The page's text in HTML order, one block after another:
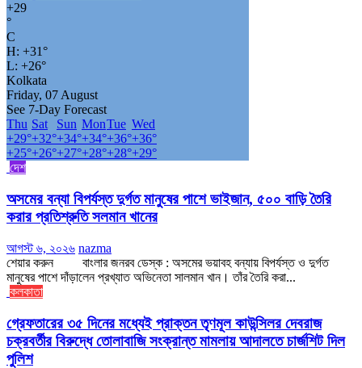
+29
°
C
H: +31°
L: +26°
Kolkata
Friday, 07 August
See 7-Day Forecast
Thu Sat Sun MonTue Wed
+29°+32°+34°+34°+36°+36°
+25°+26°+27°+28°+28°+29°
দেশ
অসমের বন্যা বিপর্যস্ত দুর্গত মানুষের পাশে ভাইজান, ৫০০ বাড়ি তৈরি
করার প্রতিশ্রুতি সলমান খানের
আগস্ট ৬, ২০২৬ nazma
শেয়ার করুন বাংলার জনরব ডেস্ক : অসমের ভয়াবহ বন্যায় বিপর্যস্ত ও দুর্গত
মানুষের পাশে দাঁড়ালেন প্রখ্যাত অভিনেতা সালমান খান। তাঁর তৈরি করা...
কলকাতা
গ্রেফতারের ৩৫ দিনের মধ্যেই প্রাক্তন তৃণমূল কাউন্সিলর দেবরাজ
চক্রবর্তীর বিরুদ্ধে তোলাবাজি সংক্রান্ত মামলায় আদালতে চার্জশিট দিল
পুলিশ